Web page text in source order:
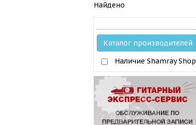
Найдено
Каталог производителей
Наличие Shamray Shop